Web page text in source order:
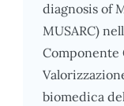
diagnosis of
MUSARC)
Componente
biomedica